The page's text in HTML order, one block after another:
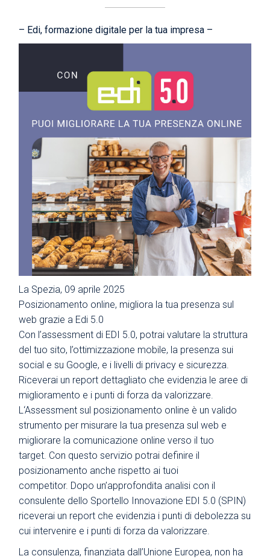
– Edi, formazione digitale per la tua impresa –
La Spezia, 09 aprile 2025
Posizionamento online, migliora la tua presenza sul
web grazie a Edi 5.0
Con l’assessment di EDI 5.0, potrai valutare la struttura
del tuo sito, l’ottimizzazione mobile, la presenza sui
social e su Google, e i livelli di privacy e sicurezza.
Riceverai un report dettagliato che evidenzia le aree di
miglioramento e i punti di forza da valorizzare.
L‘Assessment sul posizionamento online è un valido
strumento per misurare la tua presenza sul web e
migliorare la comunicazione online verso il tuo
target. Con questo servizio potrai definire il
posizionamento anche rispetto ai tuoi
competitor. Dopo un’approfondita analisi con il
consulente dello Sportello Innovazione EDI 5.0 (SPIN)
riceverai un report che evidenzia i punti di debolezza su
cui intervenire e i punti di forza da valorizzare.
La consulenza, finanziata dall’Unione Europea, non ha